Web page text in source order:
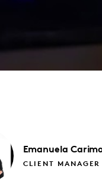
Emanuela
CLIENT MANAGER